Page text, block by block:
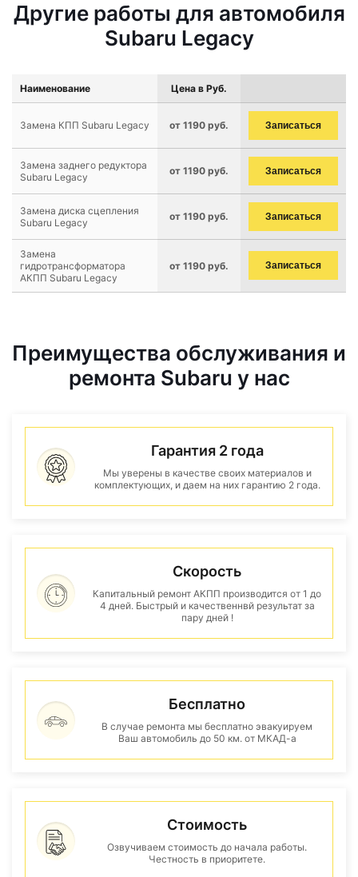
Другие работы для автомобиля
Subaru Legacy
Наименование Цена в Руб.
Замена КПП Subaru Legacy от 1190 руб. Записаться
Замена заднего редуктора
Subaru Legacy
от 1190 руб. Записаться
Замена диска сцепления
Subaru Legacy
от 1190 руб. Записаться
Замена
гидротрансформатора
АКПП Subaru Legacy
от 1190 руб. Записаться
Преимущества обслуживания и
ремонта Subaru у нас
Гарантия 2 года
Мы уверены в качестве своих материалов и
комплектующих, и даем на них гарантию 2 года.
Скорость
Капитальный ремонт АКПП производится от 1 до
4 дней. Быстрый и качественнвй результат за
пару дней !
Бесплатно
В случае ремонта мы бесплатно эвакуируем
Ваш автомобиль до 50 км. от МКАД-а
Стоимость
Озвучиваем стоимость до начала работы.
Честность в приоритете.